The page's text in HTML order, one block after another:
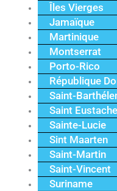
Îles Vierges
Jamaïque
Martinique
Montserrat
Porto-Rico
République
Saint-
Saint Eustache
Sainte-Lucie
Sint Maarten
Saint-Martin
Saint-Vincent
Suriname